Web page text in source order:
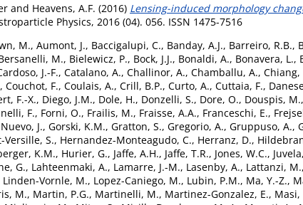
and Heavens, A.F. (2016) Lensing-induced morphology
Physics, 2016 (04). 056. ISSN 1475-7516
M., Aumont, J., Baccigalupi, C., Banday, A.J., Barreiro, R.B.,
M., Bielewicz, P., Bock, J.J., Bonaldi, A., Bonavera, L.,
J.-F., Catalano, A., Challinor, A., Chamballu, A., Chiang,
, Couchot, F., Coulais, A., Crill, B.P., Curto, A., Cuttaia, F.,
F.-X., Diego, J.M., Dole, H., Donzelli, S., Dore, O., Douspis, M.,
F., Forni, O., Frailis, M., Fraisse, A.A., Franceschi, E.,
J., Gorski, K.M., Gratton, S., Gregorio, A., Gruppuso, A.,
Versille, S., Hernandez-Monteagudo, C., Herranz, D.,
K.M., Hurier, G., Jaffe, A.H., Jaffe, T.R., Jones, W.C.,
G., Lahteenmaki, A., Lamarre, J.-M., Lasenby, A., Lattanzi, M.,
Linden-Vornle, M., Lopez-Caniego, M., Lubin, P.M., Ma, Y.-Z.,
M., Martin, P.G., Martinelli, M., Martinez-Gonzalez, E., Masi,